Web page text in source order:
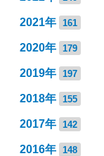
2021年 161
2020年 179
2019年 197
2018年 155
2017年 142
2016年 148